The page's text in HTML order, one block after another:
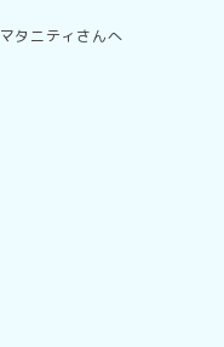
マタニティさんへ